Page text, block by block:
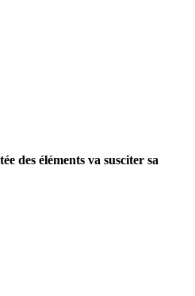
des éléments va susciter sa